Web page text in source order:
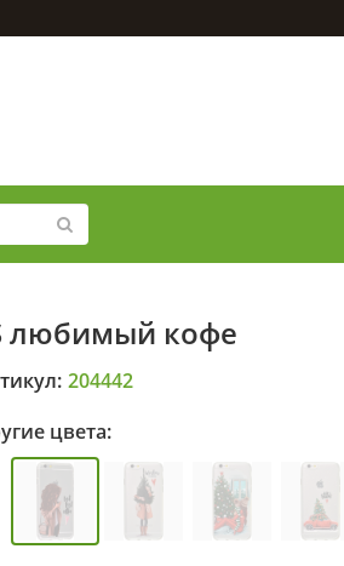
любимый кофе
204442
цвета: